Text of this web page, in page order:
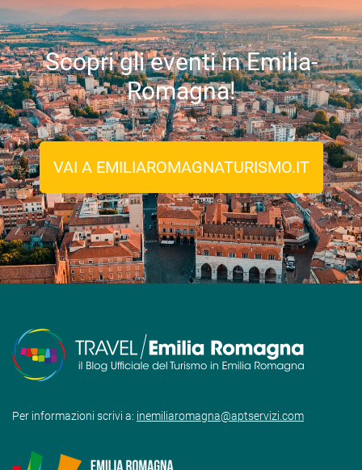
Scopri gli eventi in Emilia-
Romagna!
VAI A EMILIAROMAGNATURISMO.IT
Per informazioni scrivi a: inemiliaromagna@aptservizi.com